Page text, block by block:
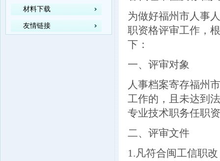
材料下载
友情链接
为做好福州市人事
职资格评审工作，
下：
一、评审对象
人事档案寄存福州
工作的，且未达到
专业技术职务任职
二、评审文件
1.凡符合闽工信职